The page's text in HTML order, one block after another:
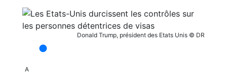
Donald Trump, président des Etats Unis © DR
A